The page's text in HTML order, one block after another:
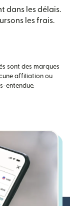
dans les délais.
les frais.
sont des marques
affiliation ou
entendue.